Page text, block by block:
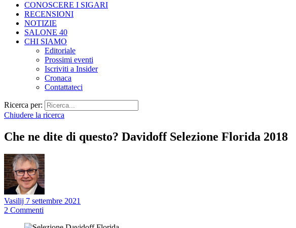
CONOSCERE I SIGARI
RECENSIONI
NOTIZIE
SALONE 40
CHI SIAMO
Editoriale
Prossimi eventi
Iscriviti a Insider
Cronaca
Contattateci
Ricerca per:
Chiudere la ricerca
Che ne dite di questo? Davidoff Selezione Florida 2018
Vasilij 7 settembre 2021
2 Commenti